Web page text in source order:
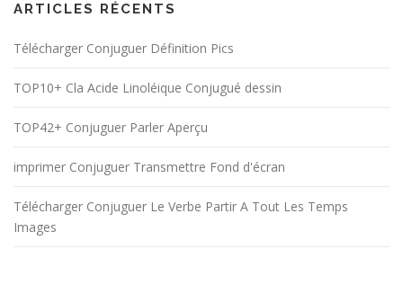
ARTICLES RÉCENTS
Télécharger Conjuguer Définition Pics
TOP10+ Cla Acide Linoléique Conjugué dessin
TOP42+ Conjuguer Parler Aperçu
imprimer Conjuguer Transmettre Fond d'écran
Télécharger Conjuguer Le Verbe Partir A Tout Les Temps
Images